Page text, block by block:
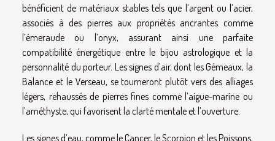
bénéficient de matériaux stables tels que l’argent ou l’acier,
associés à des pierres aux propriétés ancrantes comme
l’émeraude ou l’onyx, assurant ainsi une parfaite
compatibilité énergétique entre le bijou astrologique et la
personnalité du porteur. Les signes d’air, dont les Gémeaux, la
Balance et le Verseau, se tourneront plutôt vers des alliages
légers, rehaussés de pierres fines comme l’aigue-marine ou
l’améthyste, qui favorisent la clarté mentale et l’ouverture.
Les signes d’eau, comme le Cancer, le Scorpion et les Poissons,